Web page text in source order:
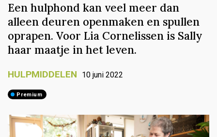
Een hulphond kan veel meer dan
alleen deuren openmaken en spullen
oprapen. Voor Lia Cornelissen is Sally
haar maatje in het leven.
HULPMIDDELEN 10 juni 2022
premium